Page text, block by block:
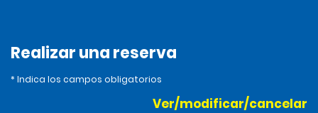
Realizar una reserva
* Indica los campos obligatorios
Ver/modificar/cancelar